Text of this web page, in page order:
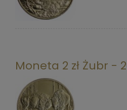
Moneta 2 zł Żubr -